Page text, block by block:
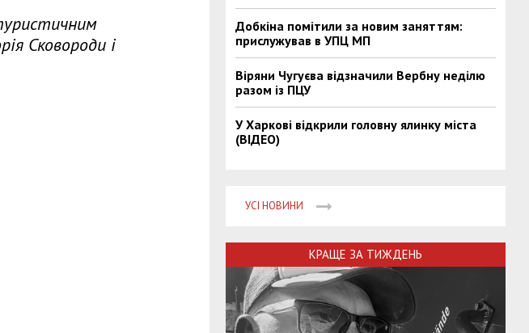
Сковороди і
Добкіна помітили за новим заняттям:
прислужував в УПЦ МП
Віряни Чугуєва відзначили Вербну неділю
разом із ПЦУ
У Харкові відкрили головну ялинку міста
(ВІДЕО)
УСІ НОВИНИ
КРАЩЕ ЗА ТИЖДЕНЬ